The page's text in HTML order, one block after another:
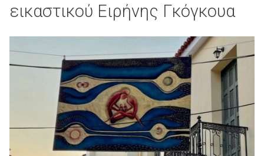
εικαστικού Ειρήνης Γκόγκουα